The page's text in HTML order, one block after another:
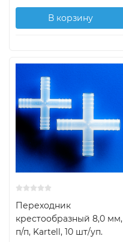
В корзину
Переходник
крестообразный 8,0 мм,
п/п, Kartell, 10 шт/уп.